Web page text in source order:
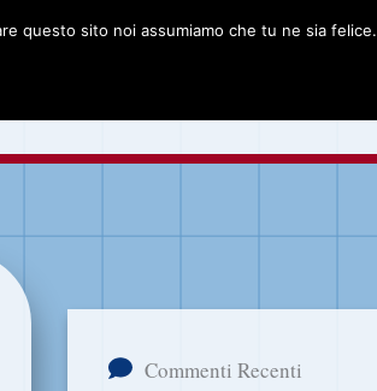
Commenti Recenti
questo sito noi assumiamo che tu ne sia felice.